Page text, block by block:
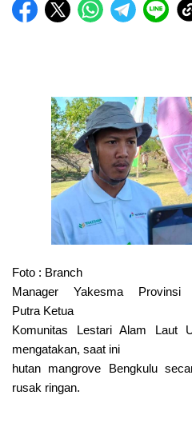
Foto : Branch
Manager Yakesma
Putra Ketua
Komunitas Lestari Alam Laut
mengatakan, saat ini
hutan mangrove Bengkulu
rusak ringan.